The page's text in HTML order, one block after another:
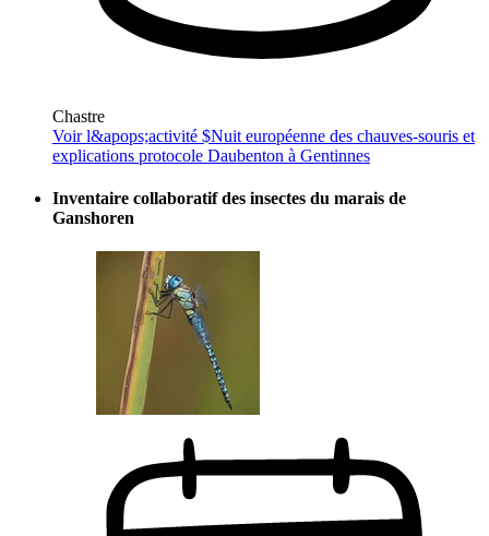
Chastre
Voir l&apops;activité $Nuit européenne des chauves-souris et
explications protocole Daubenton à Gentinnes
Inventaire collaboratif des insectes du marais de
Ganshoren